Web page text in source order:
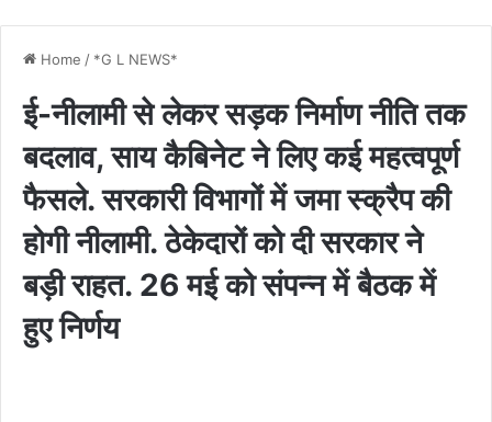
Home / *G L NEWS*
ई-नीलामी से लेकर सड़क निर्माण नीति तक
बदलाव, साय कैबिनेट ने लिए कई महत्वपूर्ण
फैसले. सरकारी विभागों में जमा स्क्रैप की
होगी नीलामी. ठेकेदारों को दी सरकार ने
बड़ी राहत. 26 मई को संपन्न में बैठक में
हुए निर्णय